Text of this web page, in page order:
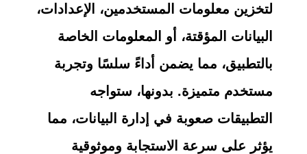
لتخزين معلومات المستخدمين، الإعدادات،
البيانات المؤقتة، أو المعلومات الخاصة
بالتطبيق، مما يضمن أداءً سلسًا وتجربة
مستخدم متميزة. بدونها، ستواجه
التطبيقات صعوبة في إدارة البيانات، مما
يؤثر على سرعة الاستجابة وموثوقية